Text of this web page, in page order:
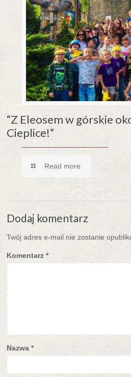
“Z Eleosem w górskie
Cieplice!”
Read more
Dodaj komentarz
Twój adres e-mail nie zostanie
Komentarz*
Nazwa*